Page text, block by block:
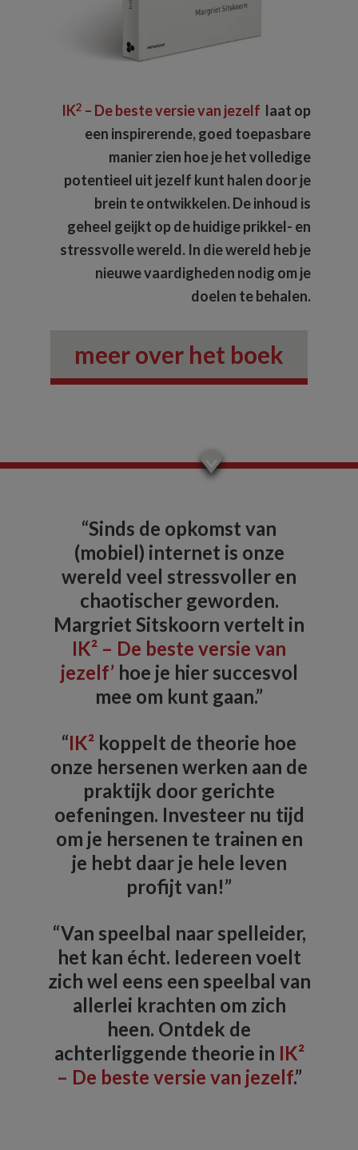
IK2 – De beste versie van jezelf laat op
een inspirerende, goed toepasbare
manier zien hoe je het volledige
potentieel uit jezelf kunt halen door je
brein te ontwikkelen. De inhoud is
geheel geijkt op de huidige prikkel- en
stressvolle wereld. In die wereld heb je
nieuwe vaardigheden nodig om je
doelen te behalen.
meer over het boek
“Sinds de opkomst van
(mobiel) internet is onze
wereld veel stressvoller en
chaotischer geworden.
Margriet Sitskoorn vertelt in
IK² – De beste versie van
jezelf’ hoe je hier succesvol
mee om kunt gaan.”
“IK² koppelt de theorie hoe
onze hersenen werken aan de
praktijk door gerichte
oefeningen. Investeer nu tijd
om je hersenen te trainen en
je hebt daar je hele leven
profijt van!”
“Van speelbal naar spelleider,
het kan écht. Iedereen voelt
zich wel eens een speelbal van
allerlei krachten om zich
heen. Ontdek de
achterliggende theorie in IK²
– De beste versie van jezelf.”